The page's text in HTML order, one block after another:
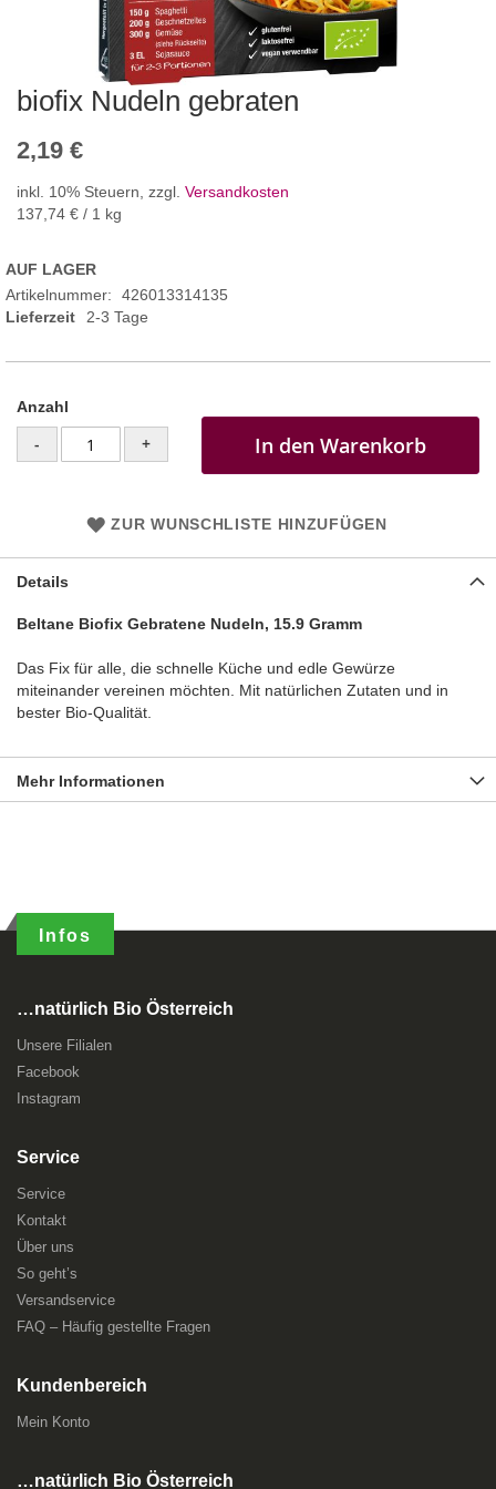
biofix Nudeln gebraten
2,19 €
inkl. 10% Steuern, zzgl. Versandkosten
137,74 € / 1 kg
AUF LAGER
Artikelnummer
426013314135
Lieferzeit
2-3 Tage
Anzahl
- + In den Warenkorb
ZUR WUNSCHLISTE HINZUFÜGEN
Details
Beltane Biofix Gebratene Nudeln, 15.9 Gramm
Das Fix für alle, die schnelle Küche und edle Gewürze
miteinander vereinen möchten. Mit natürlichen Zutaten und in
bester Bio-Qualität.
Mehr Informationen
Infos
…natürlich Bio Österreich
Unsere Filialen
Facebook
Instagram
Service
Service
Kontakt
Über uns
So geht’s
Versandservice
FAQ – Häufig gestellte Fragen
Kundenbereich
Mein Konto
…natürlich Bio Österreich